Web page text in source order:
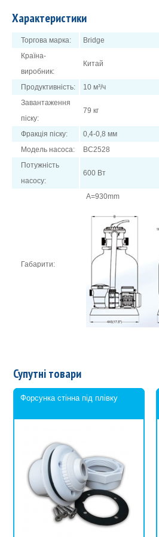
Характеристики
Торгова марка:
Bridge
Країна-
виробник:
Китай
Продуктивність:
10 м³/ч
Завантаження
піску:
79 кг
Фракція піску:
0,4-0,8 мм
Модель насоса:
BC2528
Потужність
насосу:
600 Вт
Габарити:
A=930mm
Супутні товари
Форсунка стінна під плівку